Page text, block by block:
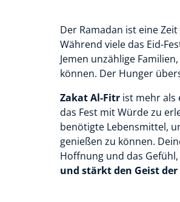
Der Ramadan ist eine
Während viele das Eid-
Jemen unzählige
können. Der Hunger
Zakat Al-Fitr ist mehr als
das Fest mit Würde zu
benötigte Lebensmittel,
genießen zu können.
Hoffnung und das
und stärkt den Geist